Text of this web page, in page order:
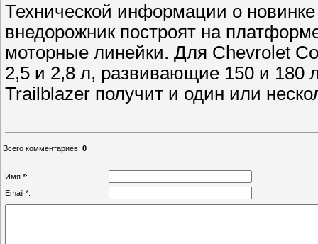
Технической информации о
внедорожник построят на
моторные линейки. Для Chevrolet
2,5 и 2,8 л, развивающие 150 и 180
Trailblazer получит и один или
Всего комментариев: 0
Имя *:
Email *: